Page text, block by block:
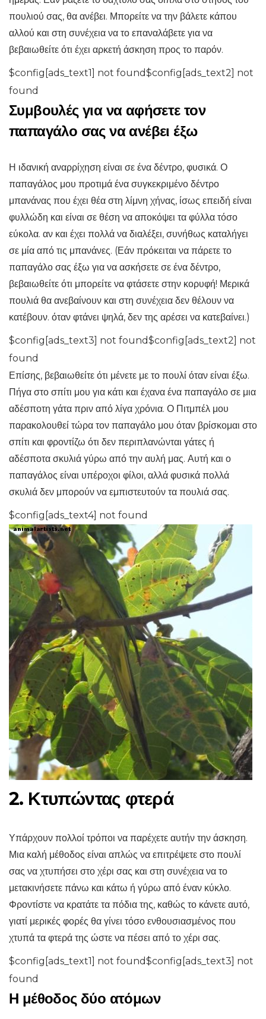
πουλιού σας, θα ανέβει. Μπορείτε να την βάλετε κάπου
αλλού και στη συνέχεια να το επαναλάβετε για να
βεβαιωθείτε ότι έχει αρκετή άσκηση προς το παρόν.
$config[ads_text1] not found$config[ads_text2] not
found
Συμβουλές για να αφήσετε τον
παπαγάλο σας να ανέβει έξω
Η ιδανική αναρρίχηση είναι σε ένα δέντρο, φυσικά. Ο
παπαγάλος μου προτιμά ένα συγκεκριμένο δέντρο
μπανάνας που έχει θέα στη λίμνη χήνας, ίσως επειδή είναι
φυλλώδη και είναι σε θέση να αποκόψει τα φύλλα τόσο
εύκολα. αν και έχει πολλά να διαλέξει, συνήθως καταλήγει
σε μία από τις μπανάνες. (Εάν πρόκειται να πάρετε το
παπαγάλο σας έξω για να ασκήσετε σε ένα δέντρο,
βεβαιωθείτε ότι μπορείτε να φτάσετε στην κορυφή! Μερικά
πουλιά θα ανεβαίνουν και στη συνέχεια δεν θέλουν να
κατέβουν. όταν φτάνει ψηλά, δεν της αρέσει να κατεβαίνει.)
$config[ads_text3] not found$config[ads_text2] not
found
Επίσης, βεβαιωθείτε ότι μένετε με το πουλί όταν είναι έξω.
Πήγα στο σπίτι μου για κάτι και έχανα ένα παπαγάλο σε μια
αδέσποτη γάτα πριν από λίγα χρόνια. Ο Πιτμπέλ μου
παρακολουθεί τώρα τον παπαγάλο μου όταν βρίσκομαι στο
σπίτι και φροντίζω ότι δεν περιπλανώνται γάτες ή
αδέσποτα σκυλιά γύρω από την αυλή μας. Αυτή και ο
παπαγάλος είναι υπέροχοι φίλοι, αλλά φυσικά πολλά
σκυλιά δεν μπορούν να εμπιστευτούν τα πουλιά σας.
$config[ads_text4] not found
2. Κτυπώντας φτερά
Υπάρχουν πολλοί τρόποι να παρέχετε αυτήν την άσκηση.
Μια καλή μέθοδος είναι απλώς να επιτρέψετε στο πουλί
σας να χτυπήσει στο χέρι σας και στη συνέχεια να το
μετακινήσετε πάνω και κάτω ή γύρω από έναν κύκλο.
Φροντίστε να κρατάτε τα πόδια της, καθώς το κάνετε αυτό,
γιατί μερικές φορές θα γίνει τόσο ενθουσιασμένος που
χτυπά τα φτερά της ώστε να πέσει από το χέρι σας.
$config[ads_text1] not found$config[ads_text3] not
found
Η μέθοδος δύο ατόμων